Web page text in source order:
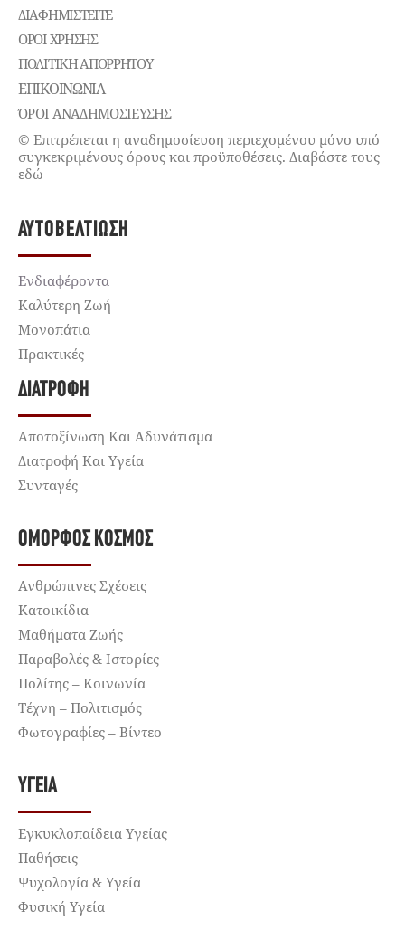
ΔΙΑΦΗΜΙΣΤΕΊΤΕ
ΌΡΟΙ ΧΡΉΣΗΣ
ΠΟΛΙΤΙΚΉ ΑΠΟΡΡΉΤΟΥ
ΕΠΙΚΟΙΝΩΝΊΑ
ΌΡΟΙ ΑΝΑΔΗΜΟΣΙΕΥΣΗΣ
© Επιτρέπεται η αναδημοσίευση περιεχομένου μόνο υπό
συγκεκριμένους όρους και προϋποθέσεις. Διαβάστε τους
εδώ
ΑΥΤΟΒΕΛΤΊΩΣΗ
Ενδιαφέροντα
Καλύτερη Ζωή
Μονοπάτια
Πρακτικές
ΔΙΑΤΡΟΦΉ
Αποτοξίνωση Και Αδυνάτισμα
Διατροφή Και Υγεία
Συνταγές
ΌΜΟΡΦΟΣ ΚΌΣΜΟΣ
Ανθρώπινες Σχέσεις
Κατοικίδια
Μαθήματα Ζωής
Παραβολές & Ιστορίες
Πολίτης – Κοινωνία
Τέχνη – Πολιτισμός
Φωτογραφίες – Βίντεο
ΥΓΕΊΑ
Εγκυκλοπαίδεια Υγείας
Παθήσεις
Ψυχολογία & Υγεία
Φυσική Υγεία